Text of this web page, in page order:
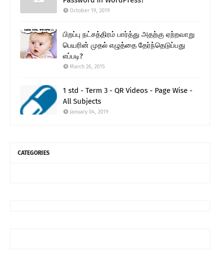
October 19, 2019
பிறப்பு நட்சத்திரம் பார்த்து அதற்கு ஏற்றவாறு
பெயரின் முதல் எழுத்தை தேர்ந்தெடுப்பது
எப்படி?
March 26, 2015
1 std - Term 3 - QR Videos - Page Wise -
All Subjects
January 04, 2019
CATEGORIES